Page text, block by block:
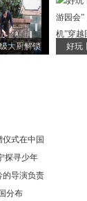
大厨解锁 好玩
式在中国
探寻少年
的导演负责
分布